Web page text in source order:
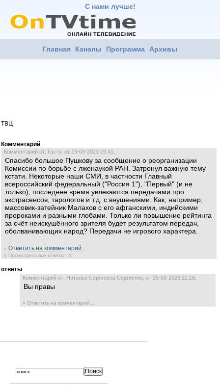
С нами лучше!
Главная Каналы Программа Архивы
ТВЦ
Комментарий
Комментарий от: Гость, от 19-03-2023 19:41,
Спасибо большое Пушкову за сообщение о реорганизации
Комиссии по борьбе с лженаукой РАН. Затронул важную тему
кстати. Некоторые наши СМИ, в частности Главный
всероссийский федеральный ("Россия 1"), "Первый" (и не
только), последнее время увлекаются передачами про
экстрасенсов, тарологов и т.д. с внушениями. Как, например,
массовик-затейник Малахов с его афганскими, индийскими
пророками и разными глобами. Только ли повышение рейтинга
за счёт неискушённого зрителя будет результатом передач,
оболванивающих народ? Передачи не игрового характера.
» Ответить на комментарий...
» Посмотреть все ответы - 1
ответы
Комментарий от: Наталья Сергеевна Сергиенко, от 25-03-2023 22:16,
Вы правы
» Ответить на комментарий...